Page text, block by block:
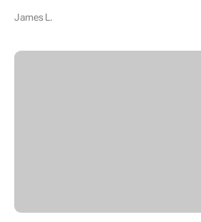
James L.